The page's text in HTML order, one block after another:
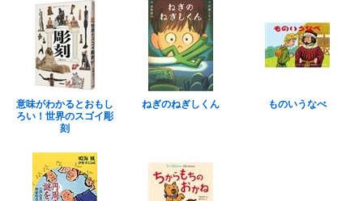
意味がわかるとおもし
ろい！世界のスゴイ彫
刻
ねぎのねぎしくん ものいうなべ